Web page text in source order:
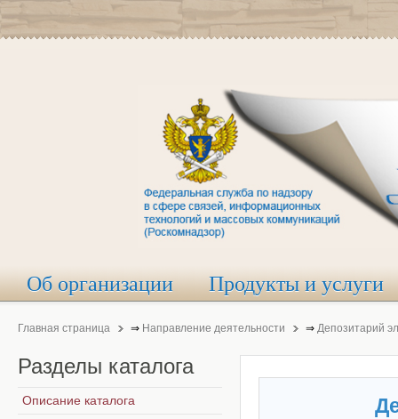
Об организации Продукты и услуги
Главная страница ⇒ Направление деятельности ⇒ Депозитарий
Разделы каталога
Описание каталога